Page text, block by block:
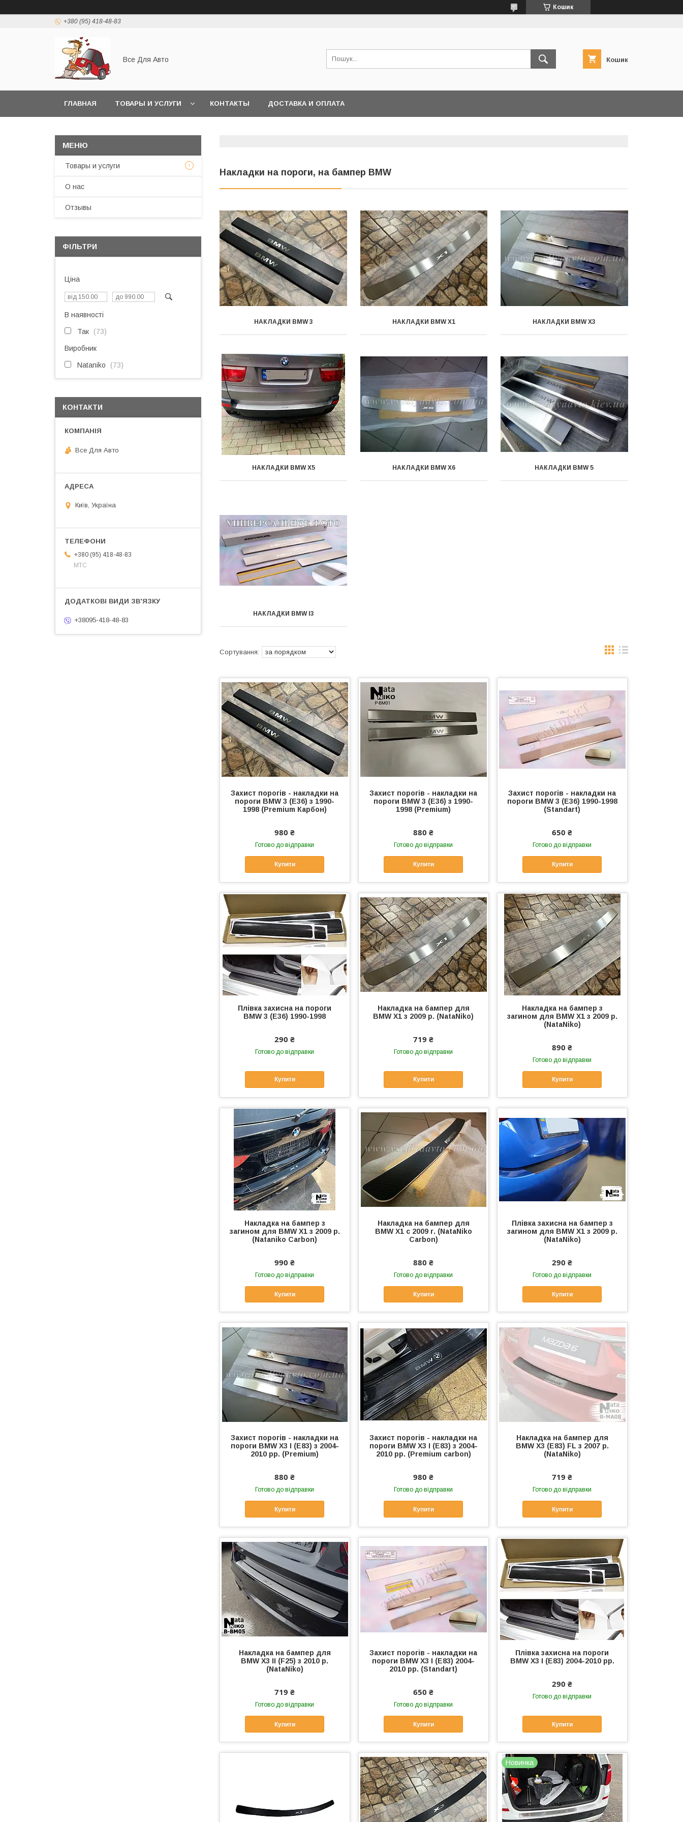
Кошик
+380 (95) 418-48-83
Все Для Авто Кошик
ГЛАВНАЯ ТОВАРЫ И УСЛУГИ КОНТАКТЫ ДОСТАВКА И ОПЛАТА
Накладки на пороги, на бампер BMW
НАКЛАДКИ BMW 3 НАКЛАДКИ BMW X1 НАКЛАДКИ BMW X3
НАКЛАДКИ BMW X5 НАКЛАДКИ BMW X6 НАКЛАДКИ BMW 5
НАКЛАДКИ BMW I3
Захист порогів - накладки на
пороги BMW 3 (E36) з 1990-
1998 (Premium Карбон)
980 ₴
Готово до відправки
Купити
Захист порогів - накладки на
пороги BMW 3 (E36) з 1990-
1998 (Premium)
880 ₴
Готово до відправки
Купити
Захист порогів - накладки на
пороги BMW 3 (E36) 1990-1998
(Standart)
650 ₴
Готово до відправки
Купити
Плівка захисна на пороги
BMW 3 (E36) 1990-1998
290 ₴
Готово до відправки
Купити
Накладка на бампер для
BMW X1 з 2009 р. (NataNiko)
719 ₴
Готово до відправки
Купити
Накладка на бампер з
загином для BMW X1 з 2009 р.
(NataNiko)
890 ₴
Готово до відправки
Купити
Накладка на бампер з
загином для BMW X1 з 2009 р.
(Nataniko Carbon)
990 ₴
Готово до відправки
Купити
Накладка на бампер для
BMW X1 с 2009 г. (NataNiko
Carbon)
880 ₴
Готово до відправки
Купити
Плівка захисна на бампер з
загином для BMW X1 з 2009 р.
(NataNiko)
290 ₴
Готово до відправки
Купити
Захист порогів - накладки на
пороги BMW X3 I (E83) з 2004-
2010 рр. (Premium)
880 ₴
Готово до відправки
Купити
Захист порогів - накладки на
пороги BMW X3 I (E83) з 2004-
2010 рр. (Premium carbon)
980 ₴
Готово до відправки
Купити
Накладка на бампер для
BMW X3 (E83) FL з 2007 р.
(NataNiko)
719 ₴
Готово до відправки
Купити
Накладка на бампер для
BMW X3 II (F25) з 2010 р.
(NataNiko)
719 ₴
Готово до відправки
Купити
Захист порогів - накладки на
пороги BMW X3 I (E83) 2004-
2010 рр. (Standart)
650 ₴
Готово до відправки
Купити
Плівка захисна на пороги
BMW X3 I (E83) 2004-2010 рр.
290 ₴
Готово до відправки
Купити
Новинка
Товары и услуги
О нас
Отзывы
ФІЛЬТРИ
Ціна
В наявності
Так 73
Виробник
Nataniko 73
КОНТАКТИ
Все Для Авто
Київ, Україна
+380 (95) 418-48-83
МТС
+38095-418-48-83